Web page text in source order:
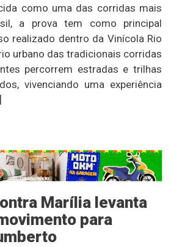
como uma das corridas mais
a prova tem como principal
realizado dentro da Vinícola Rio
urbano das tradicionais corridas
percorrem estradas e trilhas
vivenciando uma experiência
Marília levanta
para